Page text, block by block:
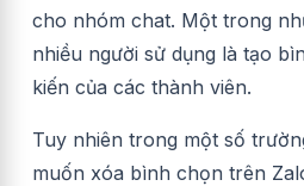
cho nhóm chat. Một trong
nhiều người sử dụng là tạo
kiến của các thành viên.
Tuy nhiên trong một số
muốn xóa bình chọn trên